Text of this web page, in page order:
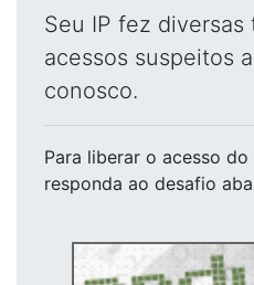
Seu IP fez
acessos suspeitos
conosco.
Para liberar o acesso do
responda ao desafio